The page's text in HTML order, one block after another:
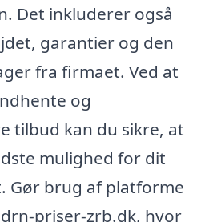
Det inkluderer også
garantier og den
fra firmaet. Ved at
og
tilbud kan du sikre, at
mulighed for dit
Gør brug af platforme
priser-zrb.dk, hvor